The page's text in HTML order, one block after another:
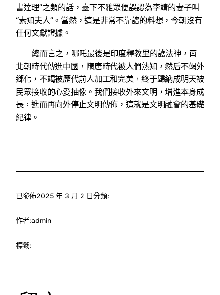
書達理”之類的話，臺下不雅眾便誤認為李靖的妻子叫
“素知夫人”。當然，這是非常不靠譜的料想，今朝沒有
任何文獻證據。
總而言之，哪吒最後是印度釋教里的護法神，南
北朝時代傳進中國，隋唐時代被人們熟知，然后不竭外
鄉化，不竭被歷代前人加工和完美，終于歸納成明天被
民眾接收的心愛抽像。我們接收外來文明，增進本身成
長，進而再向外停止文明傳佈，這就是文明融會的基礎
紀律。
已發佈2025 年 3 月 2 日分類:
作者:admin
標籤: